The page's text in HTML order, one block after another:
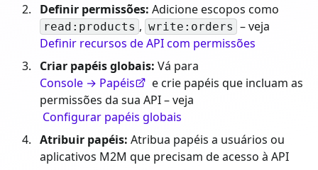
Definir permissões: Adicione escopos como
read:products , write:orders – veja
Definir recursos de API com permissões
Criar papéis globais: Vá para
Console → Papéis
e crie papéis que incluam as
permissões da sua API – veja
Configurar papéis globais
Atribuir papéis: Atribua papéis a usuários ou
aplicativos M2M que precisam de acesso à API